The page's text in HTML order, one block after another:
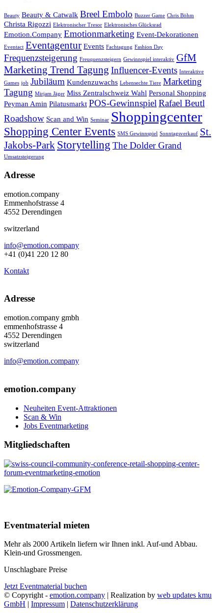
Beauty Beauty & Catwalk Breel Embolo Buzzer Game Chris Böhm
Christa Rigozzi Elektronischer Tresor Elektronisches Glücksrad
Emotion.Company Emotionmarketing Event-Dekorationen
Eventact Eventagentur Events Fachtagung Fashion Day
Frequenzsteigerung Freuquenzsteigern Gewinnspiel interaktiv GfM
Marketing Trend Tagung Influencer-Events Interaktive
Games job Jubiläum Kundenzuwachs Lebensechte Tiere Marketing
Tagung Mirjam Jäger Miss Zentralschweiz Wahl Personal Shopping
Peyman Amin Pilatusmarkt POS-GewinnspielRafael Beutl
Roadshow Scan and Win Seminar Shoppingcenter
Shopping Center Events SMS Gewinnspiel Sonntagsverkauf St.
Jakobs-Park Storytelling The Dolder Grand
Umsatzsteigerung
Adresse
emotion.company
Emmenhofstrasse 4
4552 Derendingen
switzerland
info@emotion.company
+41 (0)41 220 12 80
Kontakt
Adresse
emotion.company gmbh
emmenhofstrasse 4
4552 Derendingen
switzerland
info@emotion.company
emotion.company
Neuheiten Event-Attraktionen
Scan & Win
Jobs Eventmarketing
Mitgliedschaften
Eventmaterial mieten
Mehr als 2000 Artikeln liefern wir Ihnen inkl. Auf-und Abbau.
Klein-und Grossmengen.
Unschlagbare Preise
Jetzt Eventmaterial buchen
© Copyright - emotion.company | Realization by web updates kmu
GmbH | Impressum | Datenschutzerklärung